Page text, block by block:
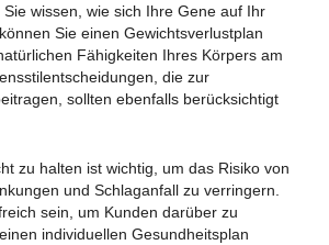
wissen, wie sich Ihre Gene auf Ihr
Sie einen Gewichtsverlustplan
Fähigkeiten Ihres Körpers am
die zur
sollten ebenfalls berücksichtigt
zu halten ist wichtig, um das Risiko von
und Schlaganfall zu verringern.
sein, um Kunden darüber zu
individuellen Gesundheitsplan